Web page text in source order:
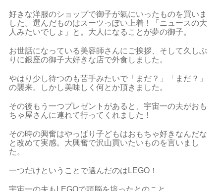
好きな洋服のショップで御子が氣にいったものを買いま
した。選んだものはスーツっぽい上着！「ニュースの大
人みたいでしょ」と。大人になることが夢の御子。
お世話になっている美容師さんにご挨拶、そして久しぶ
りに銀座の御子大好きな店で外食しました。
やはり少し待つのも苦手みたいで「まだ？」「まだ？」
の襲来。しかし美味しく何とか頂きました。
その後もう一つプレゼントがあると、宇宙一の夫がおも
ちゃ屋さんに連れて行ってくれました！
その時の興奮はやっぱり子どもはおもちゃ好きなんだな
と改めて実感。大興奮で沢山買いたいものを言いまし
た。
一つだけということで選んだのはLEGO！
宇宙一の夫もLEGOで頭脳を培ったとのこと。